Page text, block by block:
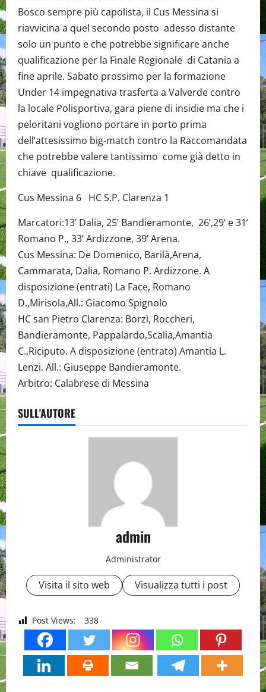
Bosco sempre più capolista, il Cus Messina si
riavvicina a quel secondo posto adesso distante
solo un punto e che potrebbe significare anche
qualificazione per la Finale Regionale di Catania a
fine aprile. Sabato prossimo per la formazione
Under 14 impegnativa trasferta a Valverde contro
la locale Polisportiva, gara piene di insidie ma che i
peloritani vogliono portare in porto prima
dell’attesissimo big-match contro la Raccomandata
che potrebbe valere tantissimo come già detto in
chiave qualificazione.
Cus Messina 6 HC S.P. Clarenza 1
Marcatori:13’ Dalia, 25’ Bandieramonte, 26’,29’ e 31’
Romano P., 33’ Ardizzone, 39’ Arena.
Cus Messina: De Domenico, Barilà,Arena,
Cammarata, Dalia, Romano P. Ardizzone. A
disposizione (entrati) La Face, Romano
D.,Mirisola,All.: Giacomo Spignolo
HC san Pietro Clarenza: Borzì, Roccheri,
Bandieramonte, Pappalardo,Scalia,Amantia
C.,Riciputo. A disposizione (entrato) Amantia L.
Lenzi. All.: Giuseppe Bandieramonte.
Arbitro: Calabrese di Messina
SULL'AUTORE
admin
Administrator
Visita il sito web Visualizza tutti i post
Post Views: 338